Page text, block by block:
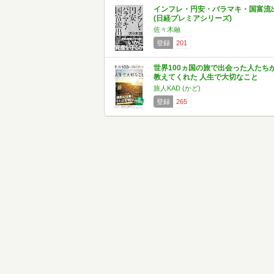
インフレ・円安・バラマキ・国富流
(日経プレミアシリーズ)
佐々木融
登録
201
世界100ヵ国の旅で出会った人たち
教えてくれた 人生で大切なこと
旅人KAD (かど)
登録
265